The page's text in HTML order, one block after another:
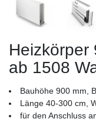
Heizkörper
ab 1508
Bauhöhe 900 mm,
Länge 40-300 cm,
für den Anschluss